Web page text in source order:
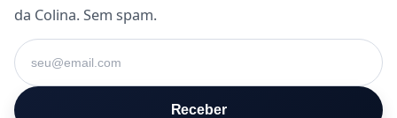
da Colina. Sem spam.
Seu e-mail
Receber